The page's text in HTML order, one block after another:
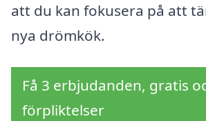
att du kan fokusera på att
nya drömkök.
Få 3 erbjudanden, gratis
förpliktelser